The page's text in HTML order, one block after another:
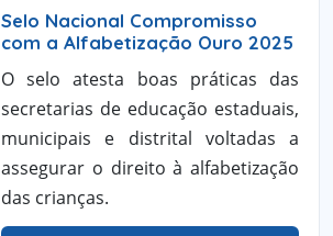
Selo Nacional Compromisso
com a Alfabetização Ouro 2025
O selo atesta boas práticas das
secretarias de educação estaduais,
municipais e distrital voltadas a
assegurar o direito à alfabetização
das crianças.